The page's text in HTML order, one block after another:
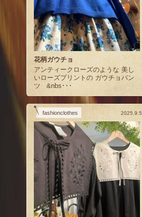
花柄ガウチョ
アンティークローズのような 美し
いローズプリントの ガウチョパン
ツ &nbs･･･
fashionclothes 2025.9.5